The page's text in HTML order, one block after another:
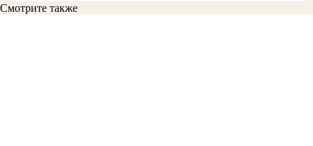
Смотрите также